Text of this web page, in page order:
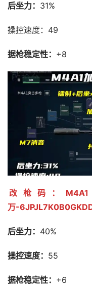
后坐力： 31%
操控速度：49
据枪稳定性： +8
改枪码：
万-
后坐力： 40%
操控速度： 55
据枪稳定性： +6